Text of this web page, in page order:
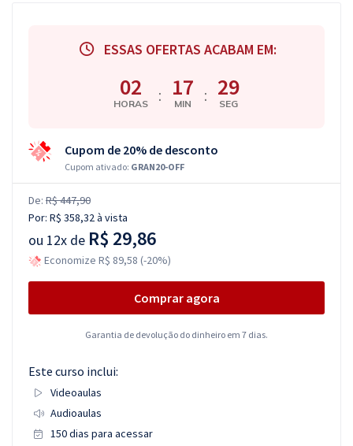
ESSAS OFERTAS ACABAM EM:
02
HORAS : 17
MIN : 28
SEG
Cupom de 20% de desconto
Cupom ativado: GRAN20-OFF
De: R$ 447,90
Por: R$ 358,32à vista
ou 12x de R$ 29,86
Economize R$ 89,58 (-20%)
Comprar agora
Garantia de devolução do dinheiro em 7 dias.
Este curso inclui:
Videoaulas
Audioaulas
150 dias para acessar